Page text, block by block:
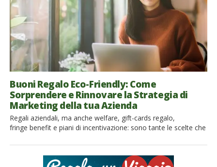
Buoni Regalo Eco-Friendly: Come
Sorprendere e Rinnovare la Strategia di
Marketing della tua Azienda
Regali aziendali, ma anche welfare, gift-cards regalo,
fringe benefit e piani di incentivazione: sono tante le scelte che
e altrettante le possibilità di dimostrare la propria attenzione
non solo verso gli obiettivi imprenditoriali e l’ambito lavorativo,